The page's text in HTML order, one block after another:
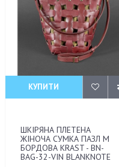
КУПИТИ
ШКІРЯНА ПЛЕТЕНА
ЖІНОЧА СУМКА ПАЗЛ M
БОРДОВА KRAST - BN-
BAG-32-VIN BLANKNOTE